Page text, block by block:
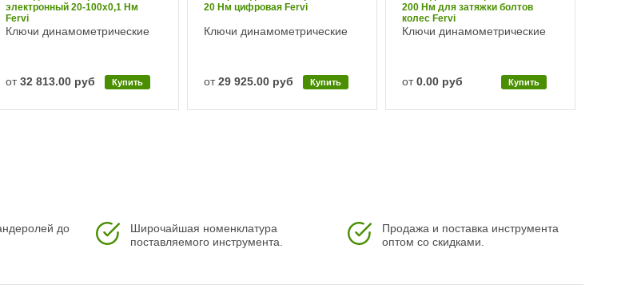
электронный 20-100х0,1 Нм
Fervi
Ключи динамометрические
от32 813.00 руб Купить
20 Нм цифровая Fervi
Ключи динамометрические
от29 925.00 руб Купить
200 Нм для затяжки болтов
колес Fervi
Ключи динамометрические
от0.00 руб Купить
до
Широчайшая номенклатура
поставляемого инструмента.
Продажа и поставка инструмента
оптом со скидками.